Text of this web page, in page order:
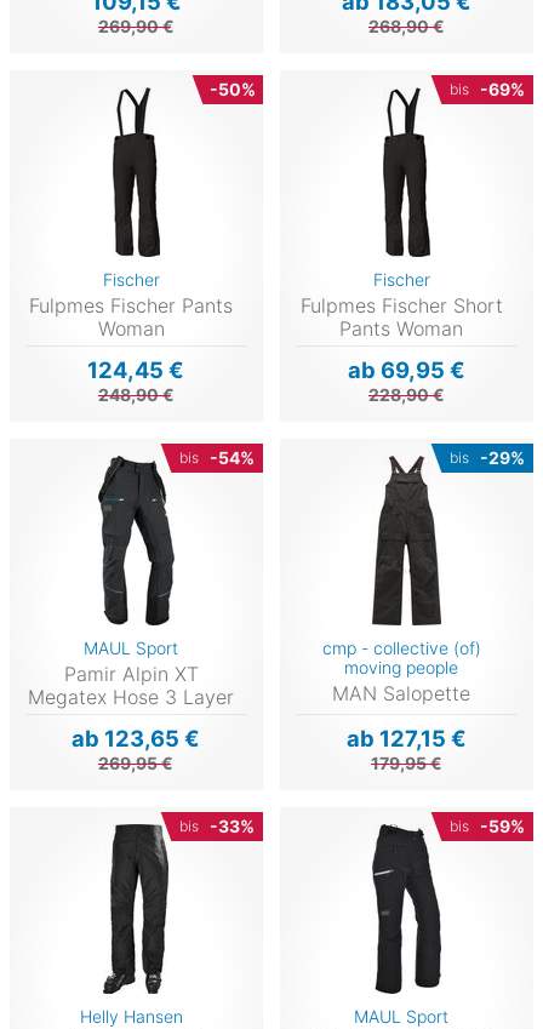
269,90 € 268,90 €
-50%
Fischer
Fulpmes Fischer Pants
Woman
124,45 €
248,90 €
bis -69%
Fischer
Fulpmes Fischer Short
Pants Woman
ab 69,95 €
228,90 €
bis -54%
MAUL Sport
Pamir Alpin XT
Megatex Hose 3 Layer
ab 123,65 €
269,95 €
bis -29%
cmp - collective (of)
moving people
MAN Salopette
ab 127,15 €
179,95 €
bis -33%
Helly Hansen
bis -59%
MAUL Sport